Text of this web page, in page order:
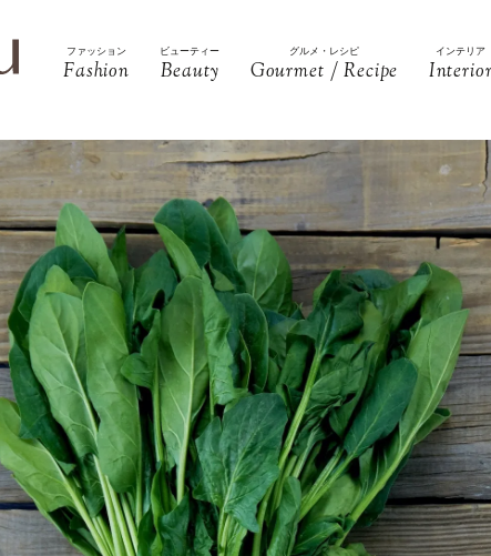
ファッション
Fashion
ビューティー
Beauty
グルメ・レシピ
Gourmet / Recipe
インテリア
Interior